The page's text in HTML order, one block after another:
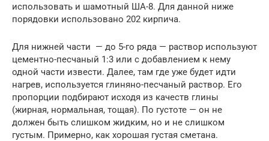
использовать и шамотный ША-8. Для данной ниже
порядовки использовано 202 кирпича.
Для нижней части — до 5-го ряда — раствор используют
цементно-песчаный 1:3 или с добавлением к нему
одной части извести. Далее, там где уже будет идти
нагрев, используется глиняно-песчаный раствор. Его
пропорции подбирают исходя из качеств глины
(жирная, нормальная, тощая). По густоте — он не
должен быть слишком жидким, но и не слишком
густым. Примерно, как хорошая густая сметана.